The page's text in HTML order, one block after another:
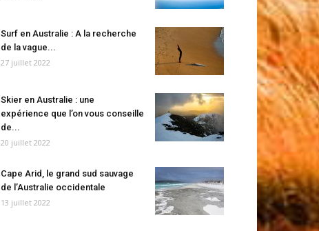
Surf en Australie : A la recherche
de la vague...
27 juillet 2022
Skier en Australie : une
expérience que l’on vous conseille
de...
20 juillet 2022
Cape Arid, le grand sud sauvage
de l’Australie occidentale
13 juillet 2022